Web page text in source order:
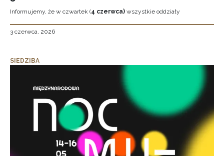
Informujemy, że w czwartek (4 czerwca) wszystkie oddziały
3 czerwca, 2026
SIEDZIBA